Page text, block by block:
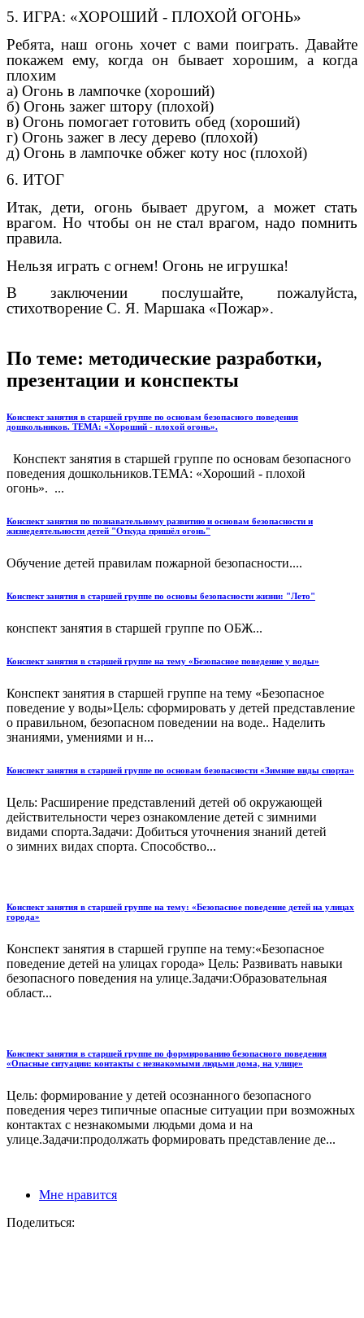
5. ИГРА: «ХОРОШИЙ - ПЛОХОЙ ОГОНЬ»
Ребята, наш огонь хочет с вами поиграть. Давайте
покажем ему, когда он бывает хорошим, а когда
плохим
а) Огонь в лампочке (хороший)
б) Огонь зажег штору (плохой)
в) Огонь помогает готовить обед (хороший)
г) Огонь зажег в лесу дерево (плохой)
д) Огонь в лампочке обжег коту нос (плохой)
6. ИТОГ
Итак, дети, огонь бывает другом, а может стать
врагом. Но чтобы он не стал врагом, надо помнить
правила.
Нельзя играть с огнем! Огонь не игрушка!
В заключении послушайте, пожалуйста,
стихотворение С. Я. Маршака «Пожар».
По теме: методические разработки,
презентации и конспекты
Конспект занятия в старшей группе по основам безопасного поведения
дошкольников. ТЕМА: «Хороший - плохой огонь».
Конспект занятия в старшей группе по основам безопасного
поведения дошкольников.ТЕМА: «Хороший - плохой
огонь». ...
Конспект занятия по познавательному развитию и основам безопасности и
жизнедеятельности детей "Откуда пришёл огонь"
Обучение детей правилам пожарной безопасности....
Конспект занятия в старшей группе по основы безопасности жизни: "Лето"
конспект занятия в старшей группе по ОБЖ...
Конспект занятия в старшей группе на тему «Безопасное поведение у воды»
Конспект занятия в старшей группе на тему «Безопасное
поведение у воды»Цель: сформировать у детей представление
о правильном, безопасном поведении на воде.. Наделить
знаниями, умениями и н...
Конспект занятия в старшей группе по основам безопасности «Зимние виды спорта»
Цель: Расширение представлений детей об окружающей
действительности через ознакомление детей с зимними
видами спорта.Задачи: Добиться уточнения знаний детей
о зимних видах спорта. Способство...
Конспект занятия в старшей группе на тему: «Безопасное поведение детей на улицах
города»
Конспект занятия в старшей группе на тему:«Безопасное
поведение детей на улицах города» Цель: Развивать навыки
безопасного поведения на улице.Задачи:Образовательная
област...
Конспект занятия в старшей группе по формированию безопасного поведения
«Опасные ситуации: контакты с незнакомыми людьми дома, на улице»
Цель: формирование у детей осознанного безопасного
поведения через типичные опасные ситуации при возможных
контактах с незнакомыми людьми дома и на
улице.Задачи:продолжать формировать представление де...
Мне нравится
Поделиться: